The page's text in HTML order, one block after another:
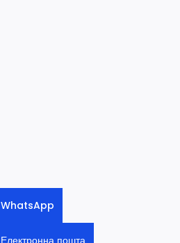
WhatsApp
Електронна пошта